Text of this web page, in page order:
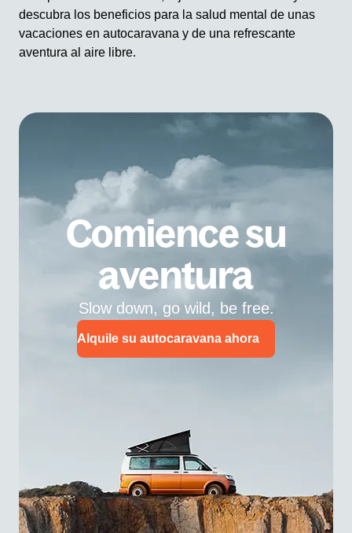
descubra los beneficios para la salud mental de unas
vacaciones en autocaravana y de una refrescante
aventura al aire libre.
Comience su
aventura
Slow down, go wild, be free.
Alquile su autocaravana ahora